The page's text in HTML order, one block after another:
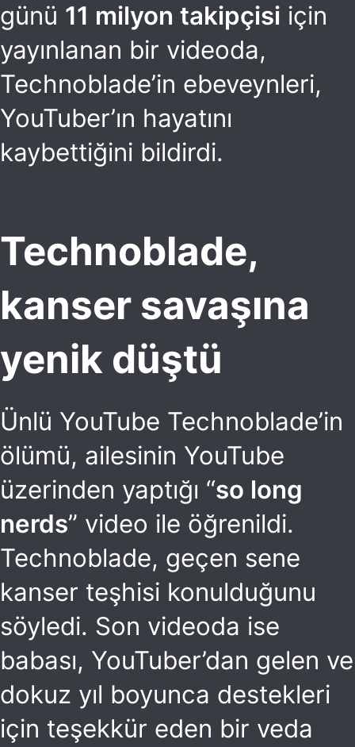
günü 11 milyon takipçisi için
yayınlanan bir videoda,
Technoblade’in ebeveynleri,
YouTuber’ın hayatını
kaybettiğini bildirdi.
Technoblade,
kanser savaşına
yenik düştü​
Ünlü YouTube Technoblade’in
ölümü, ailesinin YouTube
üzerinden yaptığı “so long
nerds” video ile öğrenildi.
Technoblade, geçen sene
kanser teşhisi konulduğunu
söyledi. Son videoda ise
babası, YouTuber’dan gelen ve
dokuz yıl boyunca destekleri
için teşekkür eden bir veda